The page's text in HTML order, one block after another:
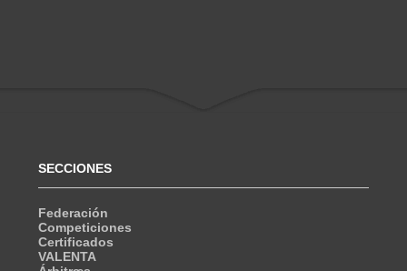
SECCIONES
Federación
Competiciones
Certificados
VALENTA